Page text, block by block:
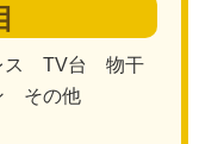
ス TV台 物干
その他